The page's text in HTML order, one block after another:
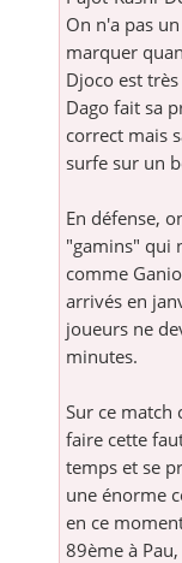
On n'a pas
marquer
Djoco est
Dago fait sa
correct mais
surfe sur un
En défense,
"gamins" qui
comme
arrivés en
joueurs ne
minutes.
Sur ce match
faire cette
temps et se
une énorme
en ce
89ème à